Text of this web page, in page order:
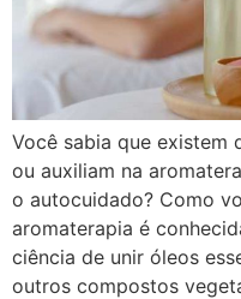
Você sabia que existem
ou auxiliam na
o autocuidado? Como
aromaterapia é
ciência de unir óleos
outros compostos